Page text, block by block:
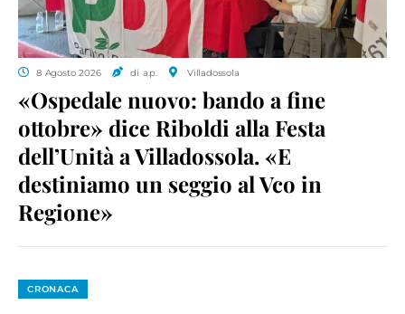
8 Agosto 2026 di a.p. Villadossola
«Ospedale nuovo: bando a fine
ottobre» dice Riboldi alla Festa
dell’Unità a Villadossola. «E
destiniamo un seggio al Vco in
Regione»
CRONACA